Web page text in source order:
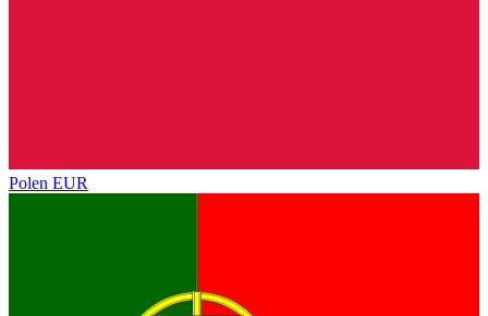
Polen EUR